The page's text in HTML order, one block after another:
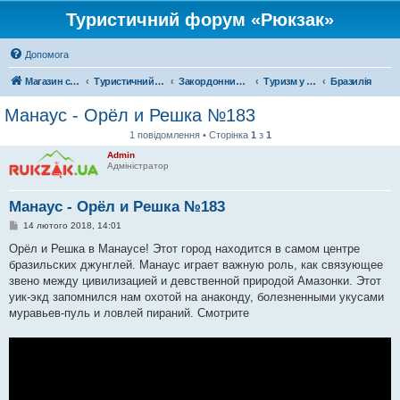
Туристичний форум «Рюкзак»
Допомога
Магазин спорядження Туристичний форум «Рюкзак» Закордонний туризм Туризм у Південній Америці Бразилія
Манаус - Орёл и Решка №183
1 повідомлення • Сторінка 1 з 1
Admin
Адміністратор
Манаус - Орёл и Решка №183
П
в
і
д
о
л
е
н
14 лютого 2018, 14:01
Орёл и Решка в Манаусе! Этот город находится в самом центре
бразильских джунглей. Манаус играет важную роль, как связующее
звено между цивилизацией и девственной природой Амазонки. Этот
уик-экд запомнился нам охотой на анаконду, болезненными укусами
муравьев-пуль и ловлей пираний. Смотрите